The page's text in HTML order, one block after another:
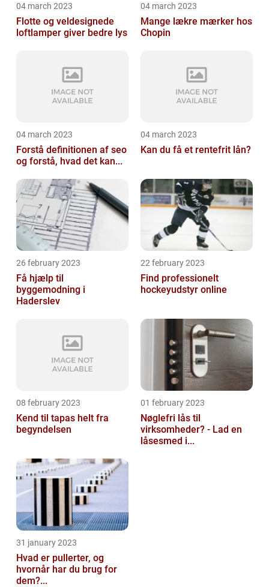
04 march 2023
Flotte og veldesignede
loftlamper giver bedre lys
04 march 2023
Mange lækre mærker hos
Chopin
04 march 2023
Forstå definitionen af seo
og forstå, hvad det kan...
04 march 2023
Kan du få et rentefrit lån?
26 february 2023
Få hjælp til
byggemodning i
Haderslev
22 february 2023
Find professionelt
hockeyudstyr online
08 february 2023
Kend til tapas helt fra
begyndelsen
01 february 2023
Nøglefri lås til
virksomheder? - Lad en
låsesmed i...
31 january 2023
Hvad er pullerter, og
hvornår har du brug for
dem?...